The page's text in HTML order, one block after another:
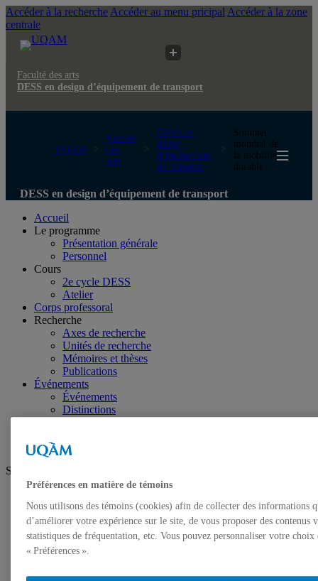
Accéder à la recherche Accéder au menu pricipal Accéder à la zone
centrale
Faculté des arts
DESS en design d’équipement de transport
UQAM
Faculté
des
arts
DESS en
design
d’équipement
de transport
Sommet
mondial de
la mobilité
durable
DESS en design d’équipement de transport
Accueil
Le programme
Présentation générale
Personnel
Cours
2e cycle DESS
Atelier
Corps professoral
Recherche
Axes de recherche
Unités de recherche
Mémoires et thèses
Publications
Événements
Événements
Distinctions
Suivez-nous
Instagram
Youtube
Futurs étudiants
Étudiants
Préférences en matière de témoins
Nous utilisons des témoins (cookies) afin de collecter des informations
d’améliorer votre expérience sur le site, de vous proposer des contenus
statistiques de fréquentation, etc. Vous pouvez personnaliser votre choix
« Préférences ».